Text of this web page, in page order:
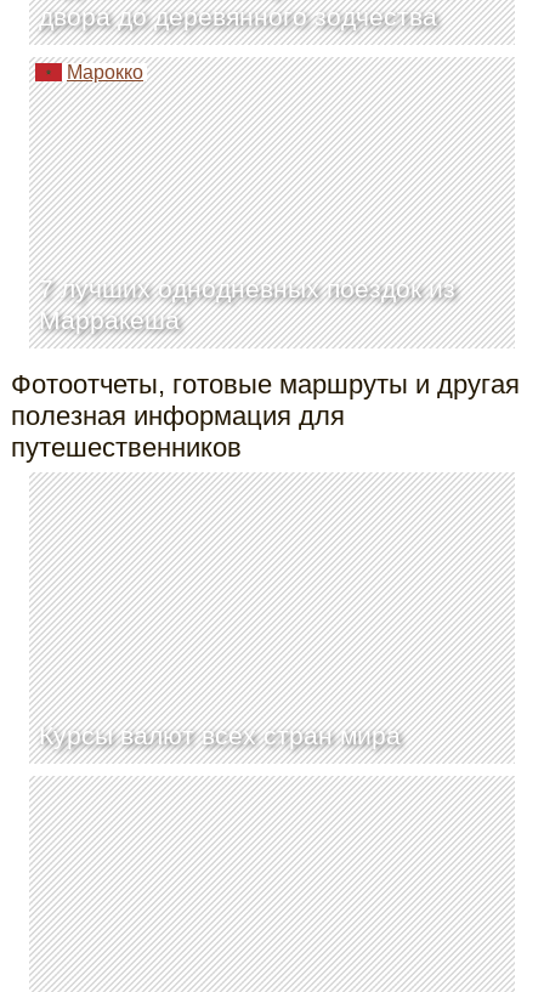
двора до деревянного зодчества
7 лучших однодневных поездок из
Марракеша
Марокко
Фотоотчеты, готовые маршруты и другая
полезная информация для
путешественников
Курсы валют всех стран мира